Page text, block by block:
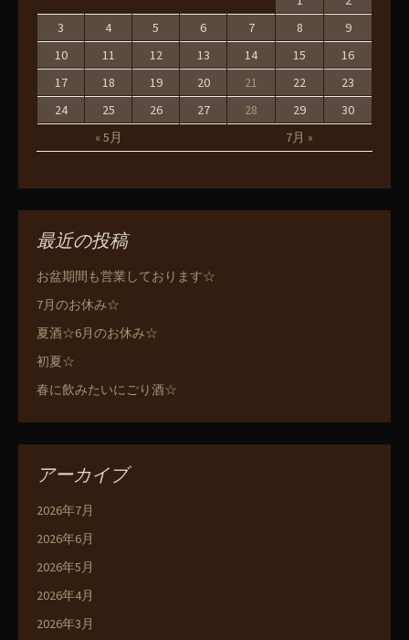
« 5月 7月 »
3
4 5 6 7 8
9
10
11 12 13 14 15
16
17
18 19 20 21 22
23
24
25 26 27 28 29 30
最近の投稿
お盆期間も営業しております☆
7月のお休み☆
夏酒☆6月のお休み☆
初夏☆
春に飲みたいにごり酒☆
アーカイブ
2026年7月
2026年6月
2026年5月
2026年4月
2026年3月